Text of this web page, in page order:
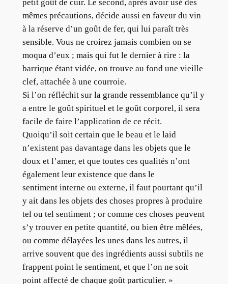
petit goût de cuir. Le second, après avoir usé des
mêmes précautions, décide aussi en faveur du vin
à la réserve d’un goût de fer, qui lui paraît très
sensible. Vous ne croirez jamais combien on se
moqua d’eux ; mais qui fut le dernier à rire : la
barrique étant vidée, on trouve au fond une vieille
clef, attachée à une courroie.
Si l’on réfléchit sur la grande ressemblance qu’il y
a entre le goût spirituel et le goût corporel, il sera
facile de faire l’application de ce récit.
Quoiqu’il soit certain que le beau et le laid
n’existent pas davantage dans les objets que le
doux et l’amer, et que toutes ces qualités n’ont
également leur existence que dans le
sentiment interne ou externe, il faut pourtant qu’il
y ait dans les objets des choses propres à produire
tel ou tel sentiment ; or comme ces choses peuvent
s’y trouver en petite quantité, ou bien être mêlées,
ou comme délayées les unes dans les autres, il
arrive souvent que des ingrédients aussi subtils ne
frappent point le sentiment, et que l’on ne soit
point affecté de chaque goût particulier. »